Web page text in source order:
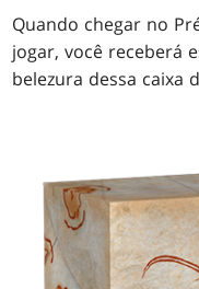
Quando chegar no
jogar, você receberá
belezura dessa caixa